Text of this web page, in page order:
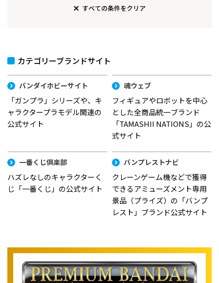
すべての条件をクリア
カテゴリーブランドサイト
バンダイホビーサイト
「ガンプラ」シリーズや、キ
ャラクタープラモデル関連の
公式サイト
魂ウェブ
フィギュアやロボットを中心
とした全商品統一ブランド
「TAMASHII NATIONS」の公
式サイト
一番くじ倶楽部
ハズレなしのキャラクターく
じ「一番くじ」の公式サイト
バンプレストナビ
クレーンゲーム機などで獲得
できるアミューズメント専用
景品（プライズ）の「バンプ
レスト」ブランド公式サイト